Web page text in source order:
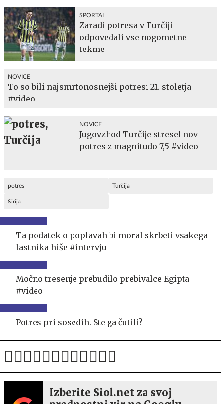
SPORTAL
Zaradi potresa v Turčiji
odpovedali vse nogometne
tekme
NOVICE
To so bili najsmrtonosnejši potresi 21. stoletja
#video
NOVICE
Jugovzhod Turčije stresel nov
potres z magnitudo 7,5 #video
potres Turčija
Sirija
Ta podatek o poplavah bi moral skrbeti vsakega
lastnika hiše #intervju
Močno tresenje prebudilo prebivalce Egipta
#video
Potres pri sosedih. Ste ga čutili?
Izberite Siol.net za svoj